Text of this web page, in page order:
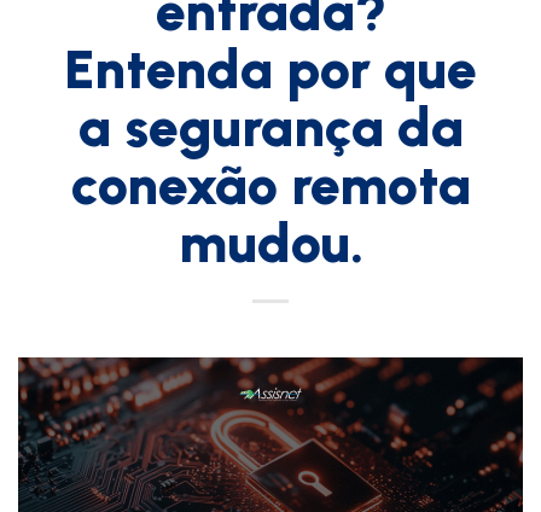
Entenda por que
a segurança da
conexão remota
mudou.